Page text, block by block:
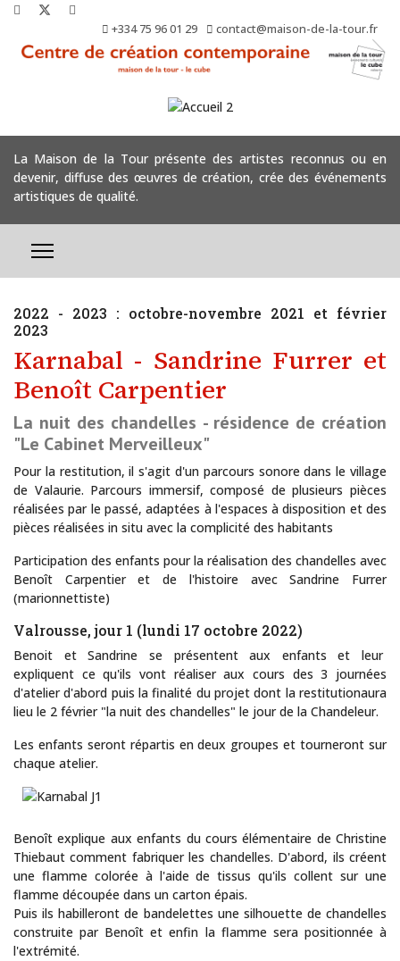
+334 75 96 01 29 contact@maison-de-la-tour.fr
La Maison de la Tour présente des artistes reconnus ou en
devenir, diffuse des œuvres de création, crée des événements
artistiques de qualité.
2022 - 2023 : octobre-novembre 2021 et février
2023
Karnabal - Sandrine Furrer et
Benoît Carpentier
La nuit des chandelles - résidence de création
"Le Cabinet Merveilleux"
Pour la restitution, il s'agit d'un parcours sonore dans le village
de Valaurie. Parcours immersif, composé de plusieurs pièces
réalisées par le passé, adaptées à l'espaces à disposition et des
pièces réalisées in situ avec la complicité des habitants
Participation des enfants pour la réalisation des chandelles avec
Benoît Carpentier et de l'histoire avec Sandrine Furrer
(marionnettiste)
Valrousse, jour 1 (lundi 17 octobre 2022)
Benoit et Sandrine se présentent aux enfants et leur
expliquent ce qu'ils vont réaliser aux cours des 3 journées
d'atelier d'abord puis la finalité du projet dont la restitutionaura
lieu le 2 février "la nuit des chandelles" le jour de la Chandeleur.
Les enfants seront répartis en deux groupes et tourneront sur
chaque atelier.
Benoît explique aux enfants du cours élémentaire de Christine
Thiebaut comment fabriquer les chandelles. D'abord, ils créent
une flamme colorée à l'aide de tissus qu'ils collent sur une
flamme découpée dans un carton épais.
Puis ils habilleront de bandelettes une silhouette de chandelles
construite par Benoît et enfin la flamme sera positionnée à
l'extrémité.